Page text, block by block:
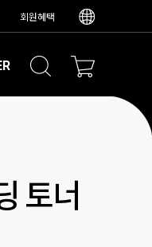
회원혜택
토너